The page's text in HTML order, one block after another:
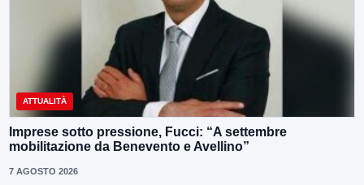
ATTUALITÀ
Imprese sotto pressione, Fucci: “A settembre
mobilitazione da Benevento e Avellino”
7 AGOSTO 2026